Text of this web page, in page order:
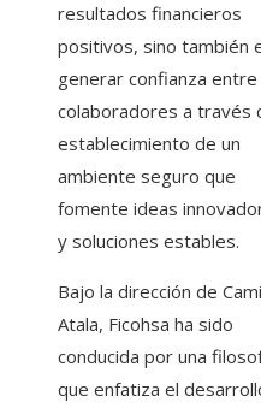
resultados financieros
positivos, sino también
generar confianza entre
colaboradores a través
establecimiento de un
ambiente seguro que
fomente ideas
y soluciones estables.
Bajo la dirección de
Atala, Ficohsa ha sido
conducida por una
que enfatiza el